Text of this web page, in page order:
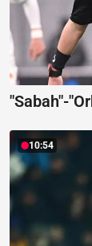
"Sabah"-
10:54